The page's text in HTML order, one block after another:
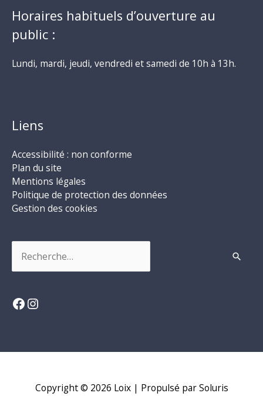
Horaires habituels d’ouverture au
public :
Lundi, mardi, jeudi, vendredi et samedi de 10h à 13h.
Liens
Accessibilité : non conforme
Plan du site
Mentions légales
Politique de protection des données
Gestion des cookies
Facebook
Instagram
Copyright © 2026 Loix| Propulsé par Soluris